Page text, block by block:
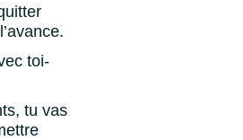
toi-
tu vas